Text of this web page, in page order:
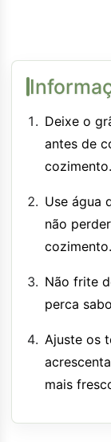
Deixe o
antes de
cozimento.
Use água
não
cozimento.
Não frite
perca
Ajuste os
mais